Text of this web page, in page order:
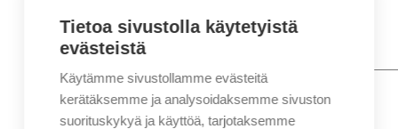
Nimi*
Etunimi
Sukunimi
Tietoa sivustolla käytetyistä
evästeistä
Käytämme sivustollamme evästeitä
kerätäksemme ja analysoidaksemme sivuston
suorituskykyä ja käyttöä, tarjotaksemme